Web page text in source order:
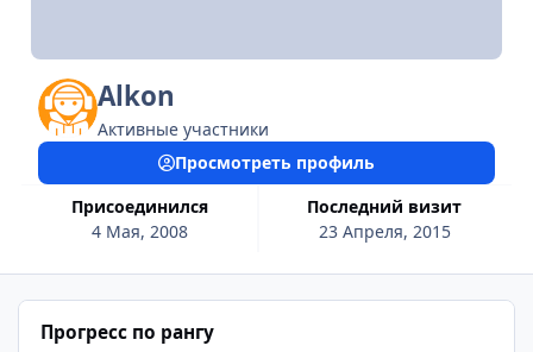
Alkon
Активные участники
Присоединился
4 Мая, 2008
Последний визит
23 Апреля, 2015
Просмотреть профиль
Прогресс по рангу